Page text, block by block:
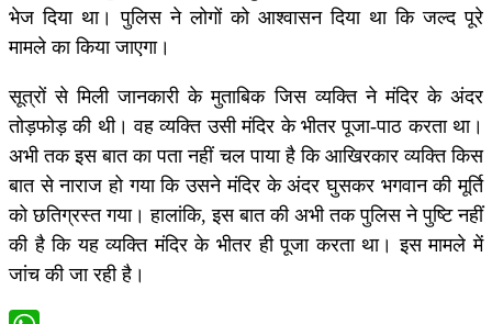
भेज दिया था। पुलिस ने लोगों को आश्वासन दिया था कि जल्द पूरे
मामले का किया जाएगा।
सूत्रों से मिली जानकारी के मुताबिक जिस व्यक्ति ने मंदिर के अंदर
तोड़फोड़ की थी। वह व्यक्ति उसी मंदिर के भीतर पूजा-पाठ करता था।
अभी तक इस बात का पता नहीं चल पाया है कि आखिरकार व्यक्ति किस
बात से नाराज हो गया कि उसने मंदिर के अंदर घुसकर भगवान की मूर्ति
को छतिग्रस्त गया। हालांकि, इस बात की अभी तक पुलिस ने पुष्टि नहीं
की है कि यह व्यक्ति मंदिर के भीतर ही पूजा करता था। इस मामले में
जांच की जा रही है।